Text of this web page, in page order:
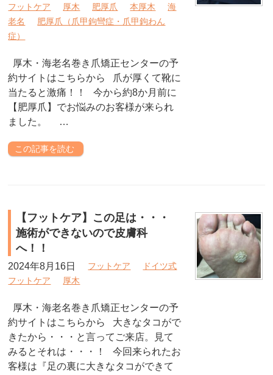
フットケア
厚木 肥厚爪 本厚木
海
老名
肥厚爪（爪甲鉤彎症・爪甲鉤わん
症）
厚木・海老名巻き爪矯正センターの予
約サイトはこちらから 爪が厚くて靴に
当たると激痛！！ 今から約8か月前に
【肥厚爪】でお悩みのお客様が来られ
ました。 …
この記事を読む
【フットケア】この足は・・・
施術ができないので皮膚科
へ！！
2024年8月16日 フットケア
ドイツ式
フットケア
厚木
厚木・海老名巻き爪矯正センターの予
約サイトはこちらから 大きなタコがで
きたから・・・と言ってご来店。見て
みるとそれは・・・！ 今回来られたお
客様は『足の裏に大きなタコができて